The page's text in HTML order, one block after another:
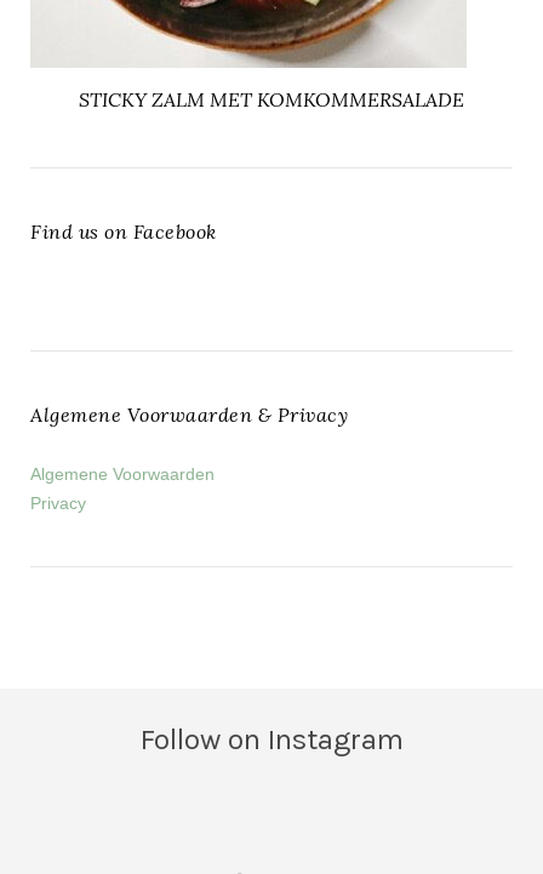
STICKY ZALM MET KOMKOMMERSALADE
Find us on Facebook
Algemene Voorwaarden & Privacy
Algemene Voorwaarden
Privacy
Follow on Instagram